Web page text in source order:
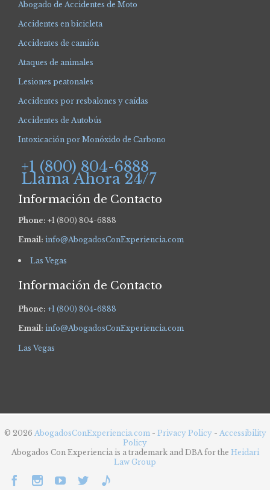
Abogado de Accidentes de Moto
Accidentes en bicicleta
Accidentes de camión
Ataques de animales
Lesiones peatonales
Accidentes por resbalones y caídas
Accidentes de Autobús
Intoxicación por Monóxido de Carbono
+1 (800) 804-6888
Llama Ahora 24/7
Información de Contacto
Phone: +1 (800) 804-6888
Email: info@AbogadosConExperiencia.com
Las Vegas
Información de Contacto
Phone: +1 (800) 804-6888
Email: info@AbogadosConExperiencia.com
Las Vegas
© 2026 AbogadosConExperiencia.com - Privacy Policy - Accessibility
Policy
Abogados Con Experiencia is a trademark and DBA for the Heidari
Law Group
    